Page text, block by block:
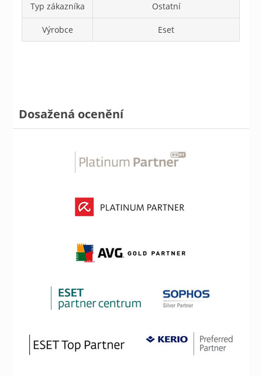
Typ zákazníka Ostatní
Výrobce Eset
Dosažená ocenění